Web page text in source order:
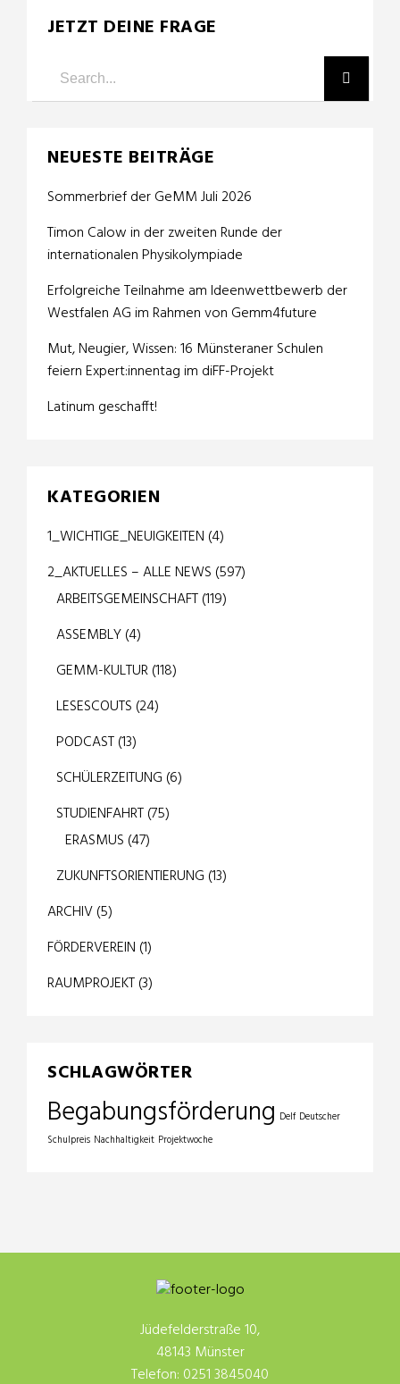
JETZT DEINE FRAGE
NEUESTE BEITRÄGE
Sommerbrief der GeMM Juli 2026
Timon Calow in der zweiten Runde der
internationalen Physikolympiade
Erfolgreiche Teilnahme am Ideenwettbewerb der
Westfalen AG im Rahmen von Gemm4future
Mut, Neugier, Wissen: 16 Münsteraner Schulen
feiern Expert:innentag im diFF-Projekt
Latinum geschafft!
KATEGORIEN
1_WICHTIGE_NEUIGKEITEN (4)
2_AKTUELLES – ALLE NEWS (597)
ARBEITSGEMEINSCHAFT(119)
ASSEMBLY(4)
GEMM-KULTUR(118)
LESESCOUTS (24)
PODCAST(13)
SCHÜLERZEITUNG (6)
STUDIENFAHRT(75)
ERASMUS (47)
ZUKUNFTSORIENTIERUNG (13)
ARCHIV(5)
FÖRDERVEREIN (1)
RAUMPROJEKT(3)
SCHLAGWÖRTER
Begabungsförderung Delf Deutscher
Schulpreis Nachhaltigkeit Projektwoche
Jüdefelderstraße 10,
48143 Münster
Telefon: 0251 3845040